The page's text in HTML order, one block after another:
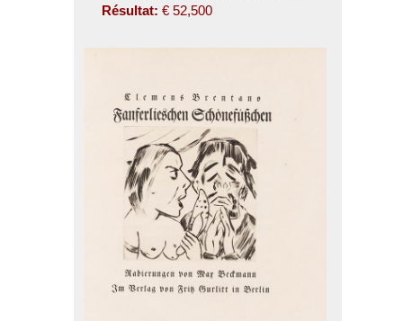
Résultat: € 52,500